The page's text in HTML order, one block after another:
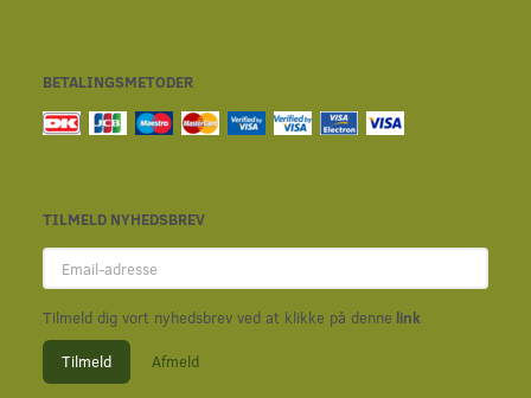
BETALINGSMETODER
TILMELD NYHEDSBREV
Email-
adresse
Tilmeld dig vort nyhedsbrev ved at klikke på denne link
Tilmeld Afmeld